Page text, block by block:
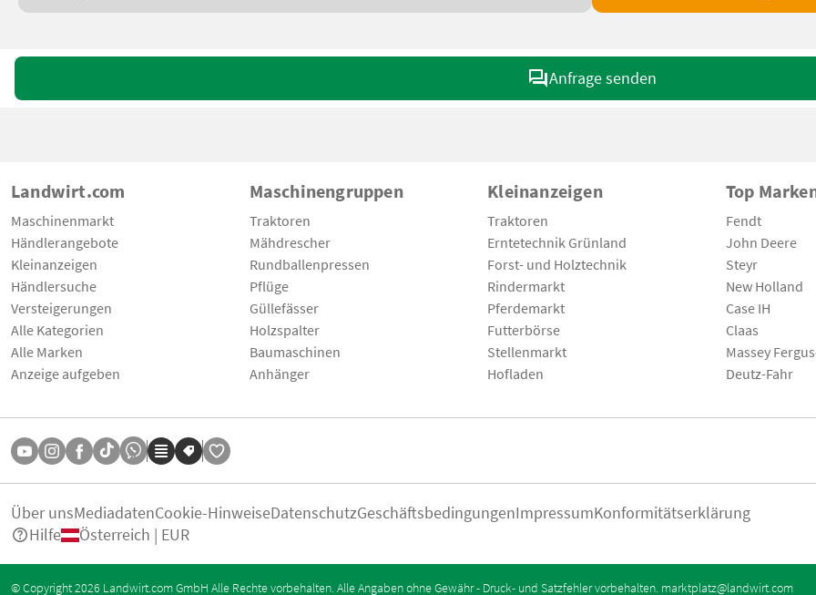
Anfrage senden
Landwirt.com
Maschinenmarkt
Händlerangebote
Kleinanzeigen
Händlersuche
Versteigerungen
Alle Kategorien
Alle Marken
Anzeige aufgeben
Maschinengruppen
Traktoren
Mähdrescher
Rundballenpressen
Pflüge
Güllefässer
Holzspalter
Baumaschinen
Anhänger
Kleinanzeigen
Traktoren
Erntetechnik Grünland
Forst- und Holztechnik
Rindermarkt
Pferdemarkt
Futterbörse
Stellenmarkt
Hofladen
Top
Fendt
John Deere
Steyr
New Holland
Case IH
Claas
Massey
Deutz-Fahr
Über unsMediadatenCookie-HinweiseDatenschutzGeschäftsbedingungenImpressumKonformitätserklärung
Hilfe
Österreich | EUR
© Copyright 2026 Landwirt.com GmbH Alle Rechte vorbehalten. Alle Angaben ohne Gewähr - Druck- und Satzfehler vorbehalten. marktplatz@landwirt.com